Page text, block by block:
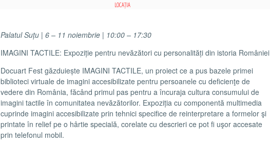
LOCAȚIA
Palatul Suțu | 6 – 11 noiembrie | 10:00 – 17:30
IMAGINI TACTILE: Expoziție pentru nevăzători cu personalități din istoria României
Docuart Fest găzduiește IMAGINI TACTILE, un proiect ce a pus bazele primei
biblioteci virtuale de imagini accesibilizate pentru persoanele cu deficienţe de
vedere din România, făcând primul pas pentru a încuraja cultura consumului de
imagini tactile în comunitatea nevăzătorilor. Expoziția cu componentă multimedia
cuprinde imagini accesibilizate prin tehnici specifice de reinterpretare a formelor şi
printate în relief pe o hârtie specială, corelate cu descrieri ce pot fi uşor accesate
prin telefonul mobil.